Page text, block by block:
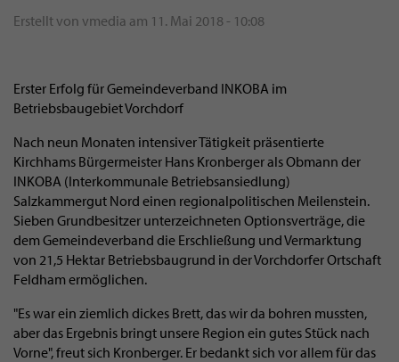
Erstellt von vmedia am 11. Mai 2018 - 10:08
Erster Erfolg für Gemeindeverband INKOBA im
Betriebsbaugebiet Vorchdorf
Nach neun Monaten intensiver Tätigkeit präsentierte
Kirchhams Bürgermeister Hans Kronberger als Obmann der
INKOBA (Interkommunale Betriebsansiedlung)
Salzkammergut Nord einen regionalpolitischen Meilenstein.
Sieben Grundbesitzer unterzeichneten Optionsverträge, die
dem Gemeindeverband die Erschließung und Vermarktung
von 21,5 Hektar Betriebsbaugrund in der Vorchdorfer Ortschaft
Feldham ermöglichen.
"Es war ein ziemlich dickes Brett, das wir da bohren mussten,
aber das Ergebnis bringt unsere Region ein gutes Stück nach
Vorne", freut sich Kronberger. Er bedankt sich vor allem für das